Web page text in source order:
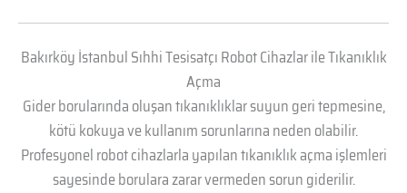
Bakırköy İstanbul Sıhhi Tesisatçı Robot Cihazlar ile Tıkanıklık
Açma
Gider borularında oluşan tıkanıklıklar suyun geri tepmesine,
kötü kokuya ve kullanım sorunlarına neden olabilir.
Profesyonel robot cihazlarla yapılan tıkanıklık açma işlemleri
sayesinde borulara zarar vermeden sorun giderilir.